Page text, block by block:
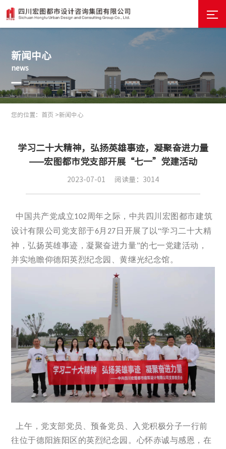
新闻中心
news
您的位置： 首页 >新闻中心
学习二十大精神，弘扬英雄事迹，凝聚奋进力量
——宏图都市党支部开展“七一”党建活动
2023-07-01 阅读量：3014
中国共产党成立102周年之际，中共四川宏图都市建筑
设计有限公司党支部于6月 27 日开展了以“学习二十大精
神，弘扬英雄事迹，凝聚奋进力量”的七一党建活动，
并实地瞻仰德阳英烈纪念园、黄继光纪念馆。
上午，党支部党员、预备党员、入党积极分子一行前
往位于德阳旌阳区的英烈纪念园。心怀赤诚与感恩，在